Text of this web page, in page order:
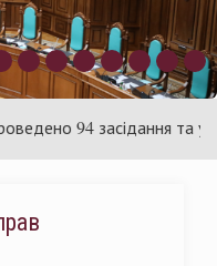
94 засідання та